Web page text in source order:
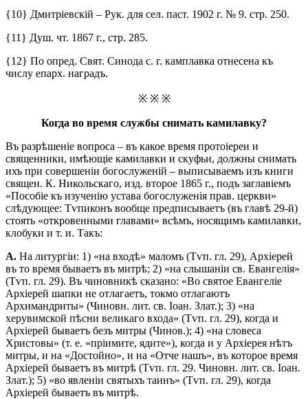
{10} Дмитріевскій – Рук. для сел. паст. 1902 г. № 9. стр. 250.
{11} Душ. чт. 1867 г., стр. 285.
{12} По опред. Свят. Синода с. г. камплавка отнесена къ
числу епарх. наградъ.
※ ※ ※
Когда во время службы снимать камилавку?
Въ разрѣшеніе вопроса – въ какое время протоіереи и
священники, имѣющіе камилавки и скуфьи, должны снимать
ихъ при совершеніи богослуженій – выписываемъ изъ книги
священ. К. Никольскаго, изд. второе 1865 г., подъ заглавіемъ
«Пособіе къ изученію устава богослуженія прав. церкви»
слѣдующее: Тѵпиконъ вообще предписываетъ (въ главѣ 29-й)
стоять «откровенными главами» всѣмъ, носящимъ камилавки,
клобуки и т. и. Такъ:
А. На литургіи: 1) «на входѣ» маломъ (Тѵп. гл. 29), Архіерей
въ то время бываетъ въ митрѣ; 2) «на слышаніи св. Евангелія»
(Тѵп. гл. 29). Въ чиновникѣ сказано: «Во святое Евангеліе
Архіерей шапки не отлагаетъ, токмо отлагаютъ
Архимандриты» (Чиновн. лит. св. Іоан. Злат.); 3) «на
херувимской пѣсни великаго входа» (Тѵп. гл. 29), когда и
Архіерей бываетъ безъ митры (Чинов.); 4) «на словеса
Христовы» (т. е. «пріимите, ядите»), когда и у Архіерея нѣтъ
митры, и на «Достойно», и на «Отче нашъ», въ которое время
Архіерей бываетъ въ митрѣ (Тѵп. гл. 29. Чиновн. лит. св. Іоан.
Злат.); 5) «во явленіи святыхъ таинъ» (Тѵп. гл. 29), когда
Архіерей бываетъ въ митрѣ.